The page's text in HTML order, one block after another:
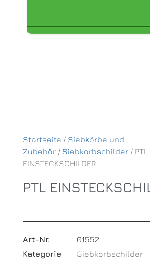
Startseite / Siebkörbe und
Zubehör / Siebkorbschilder / PTL
EINSTECKSCHILDER
PTL
Art-Nr.
01552
Kategorie
Siebkorbschilder